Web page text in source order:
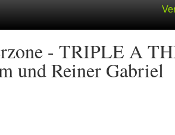
- TRIPLE A
und Reiner Gabriel